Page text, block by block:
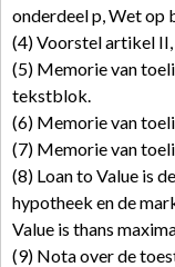
onderdeel p, Wet op
(4) Voorstel artikel
(5) Memorie van
tekstblok.
(6) Memorie van
(7) Memorie van
(8) Loan to Value is
hypotheek en de
Value is thans
(9) Nota over de